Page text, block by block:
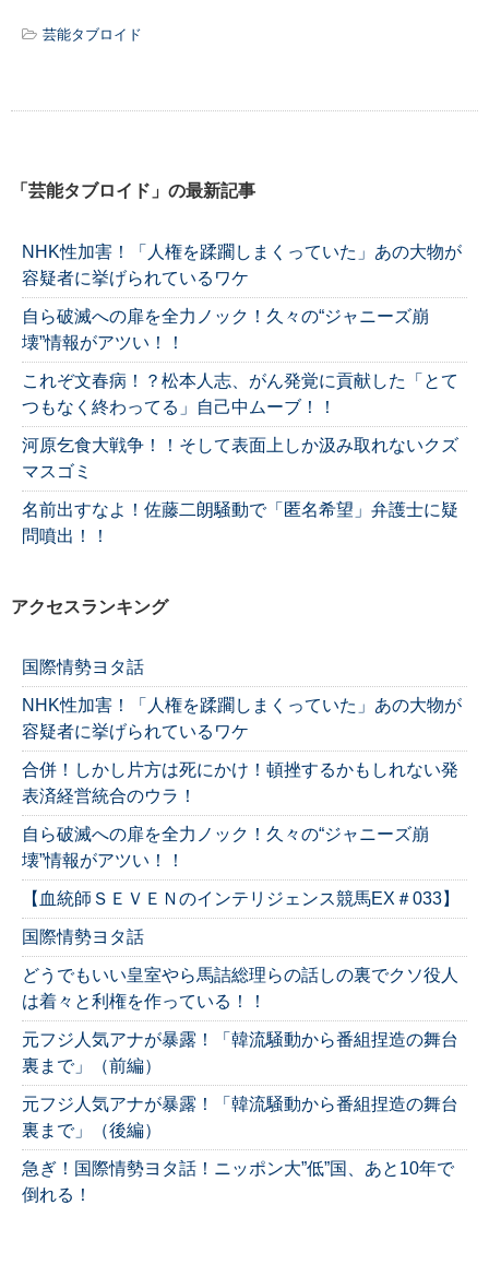
芸能タブロイド
「芸能タブロイド」の最新記事
NHK性加害！「人権を蹂躙しまくっていた」あの大物が
容疑者に挙げられているワケ
自ら破滅への扉を全力ノック！久々の“ジャニーズ崩
壊”情報がアツい！！
これぞ文春病！？松本人志、がん発覚に貢献した「とて
つもなく終わってる」自己中ムーブ！！
河原乞食大戦争！！そして表面上しか汲み取れないクズ
マスゴミ
名前出すなよ！佐藤二朗騒動で「匿名希望」弁護士に疑
問噴出！！
アクセスランキング
国際情勢ヨタ話
NHK性加害！「人権を蹂躙しまくっていた」あの大物が
容疑者に挙げられているワケ
合併！しかし片方は死にかけ！頓挫するかもしれない発
表済経営統合のウラ！
自ら破滅への扉を全力ノック！久々の“ジャニーズ崩
壊”情報がアツい！！
【血統師ＳＥＶＥＮのインテリジェンス競馬EX＃033】
国際情勢ヨタ話
どうでもいい皇室やら馬詰総理らの話しの裏でクソ役人
は着々と利権を作っている！！
元フジ人気アナが暴露！「韓流騒動から番組捏造の舞台
裏まで」（前編）
元フジ人気アナが暴露！「韓流騒動から番組捏造の舞台
裏まで」（後編）
急ぎ！国際情勢ヨタ話！ニッポン大”低”国、あと10年で
倒れる！